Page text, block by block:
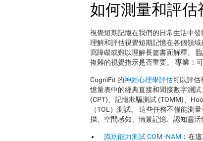
如何測量和評估
視覺短期記憶在我們的日常生活中
理解和評估視覺短期記憶在各個領域
寫障礙或難以理解長篇書面解釋。
複雜的視覺指示是否重要。 專業 ：
CogniFit 的神經心理學評估可以評估
憶量表中的經典直接和間接數字測
(CPT)、記憶欺騙測試 (TOMM)、
（TOL）測試。 這些任務不僅能測
描、空間感知、情景記憶、認知靈活
識別能力測試 COM -NAM ：在